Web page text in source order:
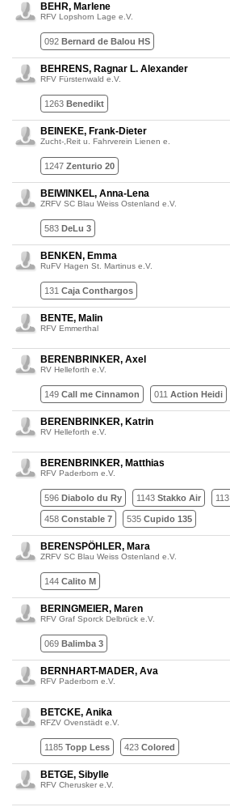
BEHR, Marlene
RFV Lopshorn Lage e.V.
092 Bernard de Balou HS
BEHRENS, Ragnar L. Alexander
RFV Fürstenwald e.V.
1263 Benedikt
BEINEKE, Frank-Dieter
Zucht-,Reit u. Fahrverein Lienen e.
1247 Zenturio 20
BEIWINKEL, Anna-Lena
ZRFV SC Blau Weiss Ostenland e.V.
583 DeLu 3
BENKEN, Emma
RuFV Hagen St. Martinus e.V.
131 Caja Conthargos
BENTE, Malin
RFV Emmerthal
BERENBRINKER, Axel
RV Helleforth e.V.
149 Call me Cinnamon 011 Action Heidi
BERENBRINKER, Katrin
RV Helleforth e.V.
BERENBRINKER, Matthias
RFV Paderborn e.V.
596 Diabolo du Ry 1143 Stakko Air 113
458 Constable 7 535 Cupido 135
BERENSPÖHLER, Mara
ZRFV SC Blau Weiss Ostenland e.V.
144 Calito M
BERINGMEIER, Maren
RFV Graf Sporck Delbrück e.V.
069 Balimba 3
BERNHART-MADER, Ava
RFV Paderborn e.V.
BETCKE, Anika
RFZV Ovenstädt e.V.
1185 Topp Less 423 Colored
BETGE, Sibylle
RFV Cherusker e.V.